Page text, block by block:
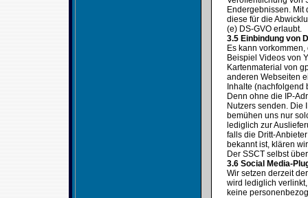
Endergebnissen.
diese für die
(e) DS-GVO erlaubt.
3.5 Einbindung von
Es kann
Beispiel Videos von
Kartenmaterial von
anderen Webseiten
Inhalte (nachfolgend
Denn ohne die IP-
Nutzers senden. Die
bemühen uns nur
lediglich zur
falls die Dritt-
bekannt ist, klären
Der SSCT selbst
3.6 Social Media-
Wir setzen derzeit
wird lediglich
keine